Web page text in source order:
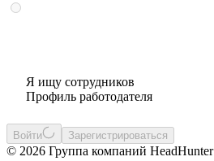
Я ищу сотрудников
Профиль работодателя
Войти Зарегистрироваться
© 2026 Группа компаний HeadHunter